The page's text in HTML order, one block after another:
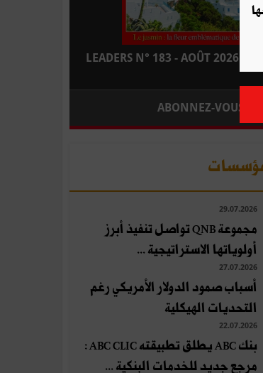
LEADERS N° 183 - AOÛT 2026 : EN
ABONNEZ-VOUS
29.07.2026
مجموعة QNB تواصل تنفيذ أبرز
أولوياتها الاستراتيجية ...
27.07.2026
أسباب صمود الدولار الأمريكي رغم
التحديات الهيكلية
22.07.2026
بنك ABC يطلق تطبيقته ABC CLIC :
مرجع جديد للخدمات البنكية ...